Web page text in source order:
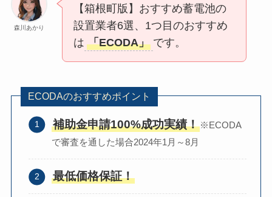
森川あかり
【箱根町版】おすすめ蓄電池の
設置業者6選、1つ目のおすすめ
は 「ECODA」 です。
ECODAのおすすめポイント
補助金申請100%成功実績！※ECODA
で審査を通した場合2024年1月～8月
最低価格保証！